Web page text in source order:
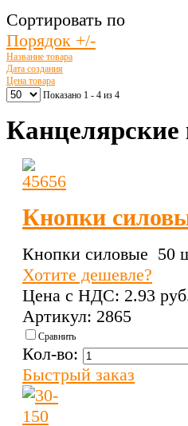
Сортировать по
Порядок +/-
Название товара
Дата создания
Цена товара
Показано 1 - 4 из 4
Канцелярские
Кнопки
Кнопки силовые 50
Хотите дешевле?
Цена с НДС: 2.93
Артикул: 2865
Сравнить
Кол-во:
Быстрый заказ